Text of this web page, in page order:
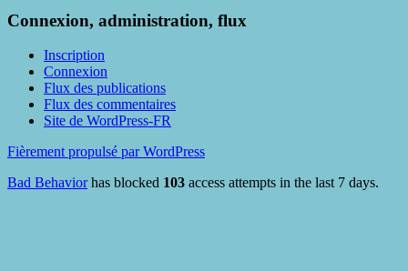
CASch"
Connexion, administration, flux
Inscription
Connexion
Flux des publications
Flux des commentaires
Site de WordPress-FR
Fièrement propulsé par WordPress
Bad Behaviorhas blocked 103 access attempts in the last 7 days.